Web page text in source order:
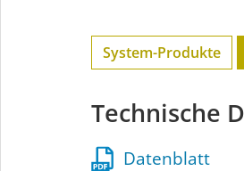
System-Produkte
Technische
Datenblatt